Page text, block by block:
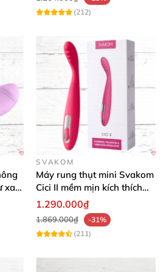
gel bôi trơn sẽ giúp trải
(212)
xa
SVAKOM
Máy rung thụt mini Svakom
Cici II mềm mịn kích thích
điểm G
1.290.000₫
1.869.000₫
-31%
(211)